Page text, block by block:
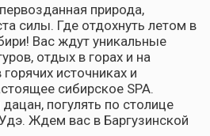
природа,
силы. Где отдохнуть летом в
Вас ждут уникальные
отдых в горах и на
источниках и
сибирское SPA.
погулять по столице
Ждем вас в Баргузинской